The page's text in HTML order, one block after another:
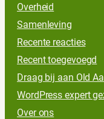
Overheid
Samenleving
Recente reacties
Recent toegevoegd
Draag bij aan Old
WordPress expert
Over ons